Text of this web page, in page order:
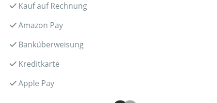
Kauf auf Rechnung
Amazon Pay
Banküberweisung
Kreditkarte
Apple Pay